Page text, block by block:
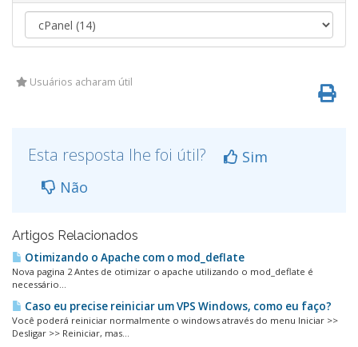
Usuários acharam útil
Esta resposta lhe foi útil?
Sim
Não
Artigos Relacionados
Otimizando o Apache com o mod_deflate
Nova pagina 2 Antes de otimizar o apache utilizando o mod_deflate é
necessário...
Caso eu precise reiniciar um VPS Windows, como eu faço?
Você poderá reiniciar normalmente o windows através do menu Iniciar >>
Desligar >> Reiniciar, mas...